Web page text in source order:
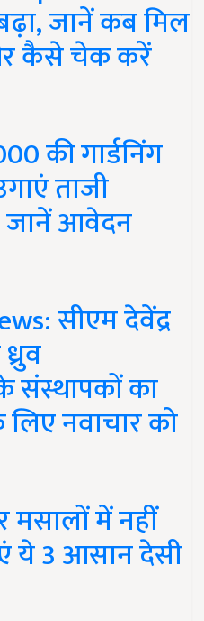
जानें कब मिल
कैसे चेक करें
की गार्डनिंग
ताजी
जानें आवेदन
सीएम देवेंद्र
संस्थापकों का
नवाचार को
में नहीं
ये 3 आसान देसी